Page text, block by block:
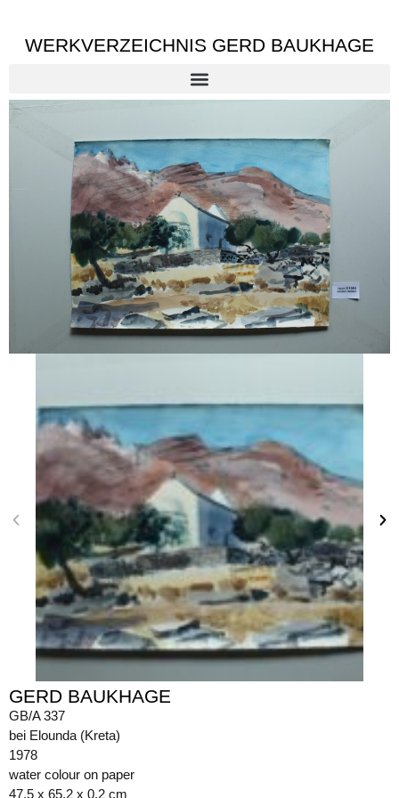
WERKVERZEICHNIS GERD BAUKHAGE
GERD BAUKHAGE
GB/A 337
bei Elounda (Kreta)
1978
water colour on paper
47.5 x 65.2 x 0.2 cm